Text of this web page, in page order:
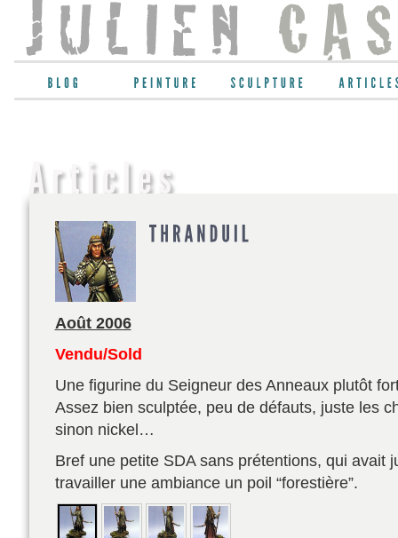
Août 2006
Vendu/Sold
Une figurine du Seigneur des Anneaux plutôt
Assez bien sculptée, peu de défauts, juste les
sinon nickel…
Bref une petite SDA sans prétentions, qui avait
travailler une ambiance un poil “forestière”.